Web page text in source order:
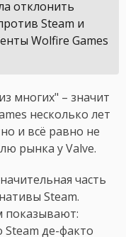
отклонить
Steam и
Wolfire Games
многих" – значит
несколько лет
и всё равно не
рынка у Valve.
часть
Steam.
показывают:
Steam де-факто